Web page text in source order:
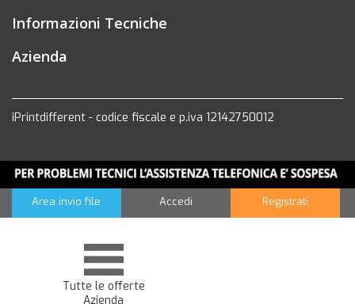
Informazioni Tecniche
Azienda
iPrintdifferent - codice fiscale e p.iva 12142750012
Area invio file Accedi Registrati
Tutte le offerte
Azienda